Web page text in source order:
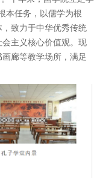
本任务，以儒学为根
致力于中华优秀传统
主义核心价值观。现
廊等教学场所，满足